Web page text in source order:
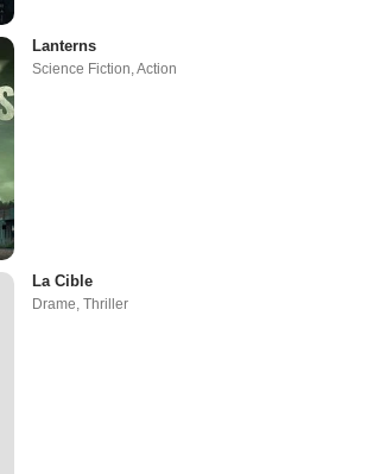
Lanterns
Science Fiction ,Action
La Cible
Drame,Thriller